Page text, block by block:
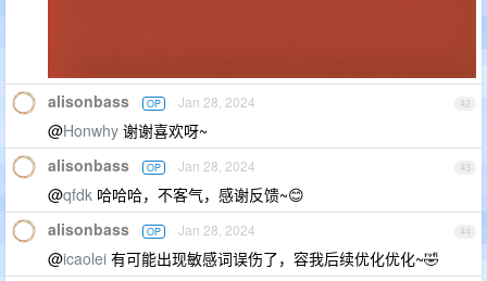
42
alisonbass OP Jan 28, 2024
@Honwhy 谢谢喜欢呀~
43
alisonbass OP Jan 28, 2024
@qfdk 哈哈哈，不客气，感谢反馈~😊
44
alisonbass OP Jan 28, 2024
@icaolei 有可能出现敏感词误伤了，容我后续优化优化~🤣